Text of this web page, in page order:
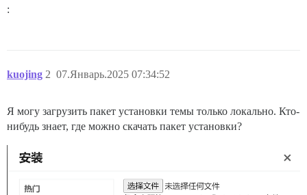
:
kuojing 07.Январь.2025 07:34:52
2
Я могу загрузить пакет установки темы только локально. Кто-
нибудь знает, где можно скачать пакет установки?